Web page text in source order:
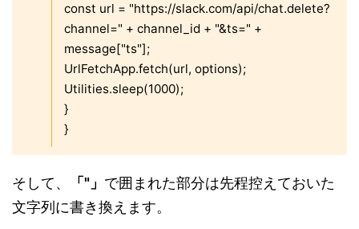
const url = "https://slack.com/api/chat.delete?
channel=" + channel_id + "&ts=" +
message["ts"];
UrlFetchApp.fetch(url, options);
Utilities.sleep(1000);
}
}
そして、 「"」 で囲まれた部分は先程控えておいた
文字列に書き換えます。